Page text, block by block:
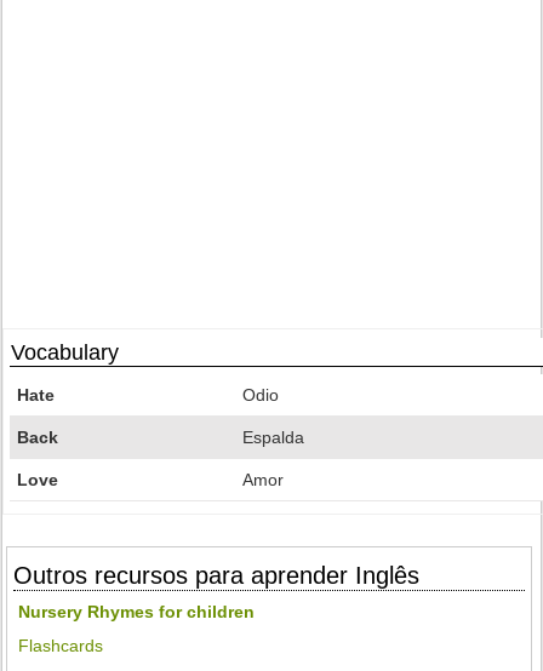
Vocabulary
Hate Odio
Back Espalda
Love Amor
Outros recursos para aprender Inglês
Nursery Rhymes for children
Flashcards